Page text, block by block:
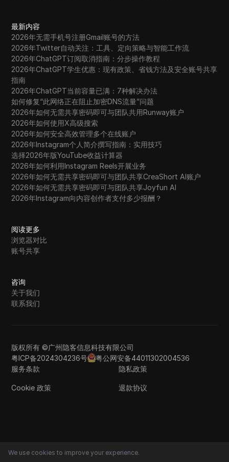
最新内容
2026年无需手机号注册Gmail账号的方法
2026年Twitter自动关注：工具、定向策略与智能工作流
2026年ChatGPT订阅取消指南：分步操作教程
2026年ChatGPT学生优惠：现有政策、省钱方法及安全账号共享
指南
2026年ChatGPT当前容量已满：7种解决办法
如何修复“此网络正在阻止加密DNS流量”问题
2026年如何无需共享密码即可与团队共用Runway账户
2026年如何使用X高级搜索
2026年如何安全高效管理多个在线账户
2026年Instagram个人简介撰写指南：实用技巧
选择2026年版YouTube收益计算器
2026年如何利用Instagram Reels开展业务
2026年如何无需共享密码即可与团队共享CreaShort AI账户
2026年如何无需共享密码即可与团队共享Joyfun AI
2026年Instagram向内容创作者支付多少报酬？
阅读更多
浏览器对比
账号共享
咨询
关于我们
联系我们
版权所有 ©广州隐客信息科技有限公司
粤ICP备2024304236号
粤公网安备44011302004536
服务条款
隐私政策
Cookie 政策 退款协议
We use cookies to improve your experience.